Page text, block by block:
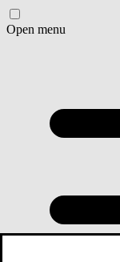
Open menu